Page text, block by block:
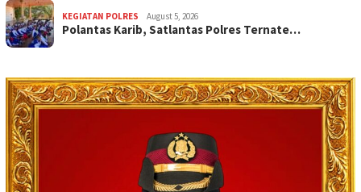
KEGIATAN POLRES August 5, 2026
Polantas Karib, Satlantas Polres Ternate…